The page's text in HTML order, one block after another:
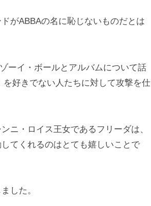
がABBAの名に恥じないものだとは
ーイ・ボールとアルバムについて話
好きでない人たちに対して攻撃を仕
ニ・ロイス王女であるフリーダは、
てくれるのはとても嬉しいことで
した。